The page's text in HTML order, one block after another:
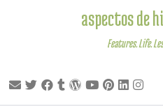
aspectos de
Features. Life.